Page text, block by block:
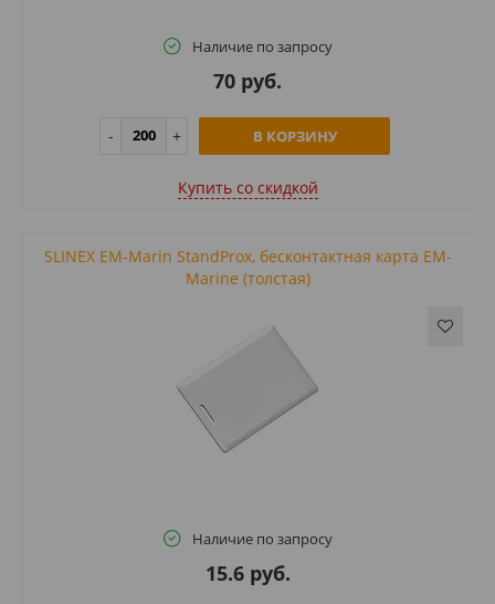
Наличие по запросу
70 руб.
В КОРЗИНУ
Купить cо скидкой
SLINEX EM-Marin StandProx, бесконтактная карта EM-
Marine (толстая)
Наличие по запросу
15.6 руб.